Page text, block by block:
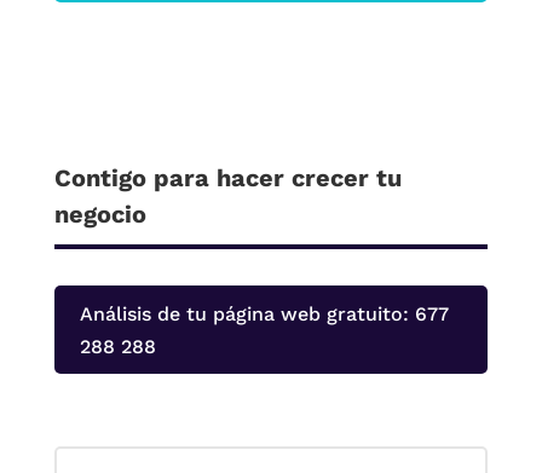
Contigo para hacer crecer tu
negocio
Análisis de tu página web gratuito: 677
288 288